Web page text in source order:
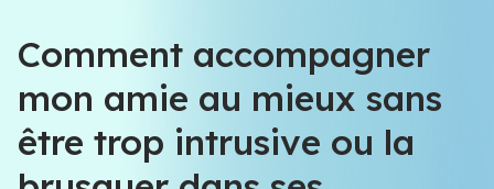
Comment accompagner
mon amie au mieux sans
être trop intrusive ou la